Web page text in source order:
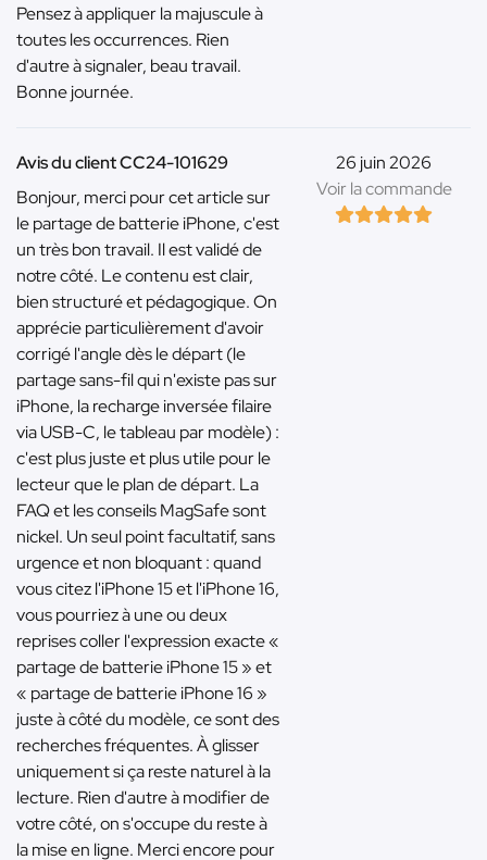
Pensez à appliquer la majuscule à
toutes les occurrences. Rien
d'autre à signaler, beau travail.
Bonne journée.
26 juin 2026
Voir la commande
Avis du client CC24-101629
Bonjour, merci pour cet article sur
le partage de batterie iPhone, c'est
un très bon travail. Il est validé de
notre côté. Le contenu est clair,
bien structuré et pédagogique. On
apprécie particulièrement d'avoir
corrigé l'angle dès le départ (le
partage sans-fil qui n'existe pas sur
iPhone, la recharge inversée filaire
via USB-C, le tableau par modèle) :
c'est plus juste et plus utile pour le
lecteur que le plan de départ. La
FAQ et les conseils MagSafe sont
nickel. Un seul point facultatif, sans
urgence et non bloquant : quand
vous citez l'iPhone 15 et l'iPhone 16,
vous pourriez à une ou deux
reprises coller l'expression exacte «
partage de batterie iPhone 15 » et
« partage de batterie iPhone 16 »
juste à côté du modèle, ce sont des
recherches fréquentes. À glisser
uniquement si ça reste naturel à la
lecture. Rien d'autre à modifier de
votre côté, on s'occupe du reste à
la mise en ligne. Merci encore pour